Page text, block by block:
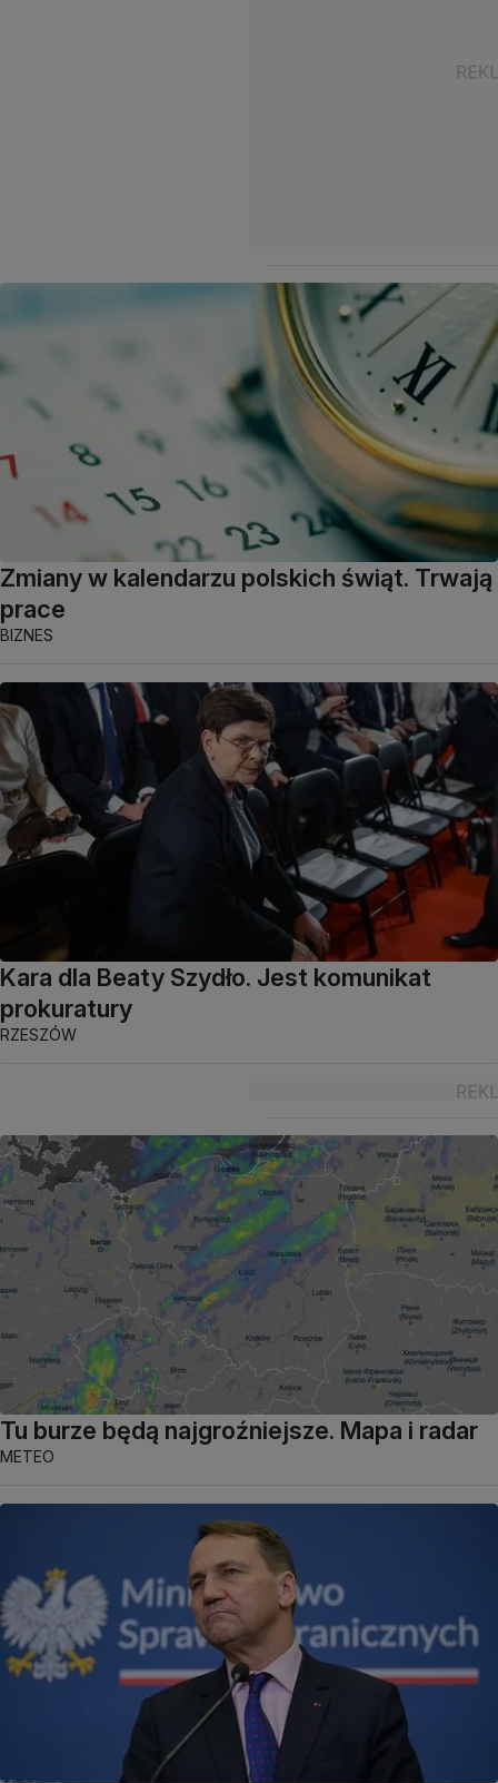
Zmiany w kalendarzu polskich świąt. Trwają
prace
BIZNES
Kara dla Beaty Szydło. Jest komunikat
prokuratury
RZESZÓW
Tu burze będą najgroźniejsze. Mapa i radar
METEO